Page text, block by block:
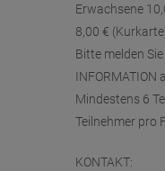
Erwachsene
8,00 €
Bitte melden
INFORMATION
Mindestens 6
Teilnehmer pro
KONTAKT: